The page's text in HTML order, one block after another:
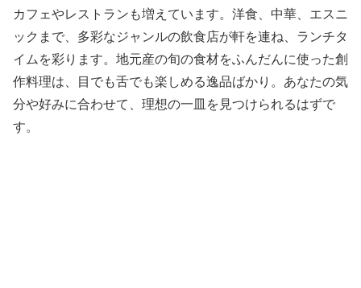
カフェやレストランも増えています。洋食、中華、エスニ
ックまで、多彩なジャンルの飲食店が軒を連ね、ランチタ
イムを彩ります。地元産の旬の食材をふんだんに使った創
作料理は、目でも舌でも楽しめる逸品ばかり。あなたの気
分や好みに合わせて、理想の一皿を見つけられるはずで
す。